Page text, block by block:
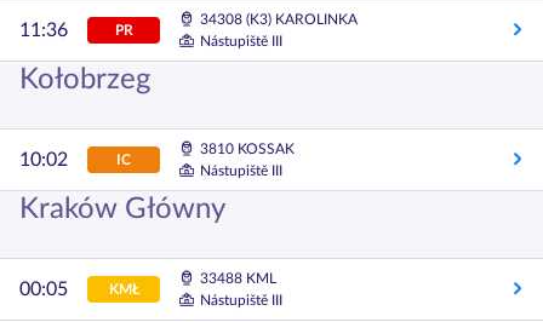
11:36 PR
34308 (K3) KAROLINKA
Nástupiště III
Kołobrzeg
10:02 IC
3810 KOSSAK
Nástupiště III
Kraków Główny
00:05 KMŁ
33488 KML
Nástupiště III